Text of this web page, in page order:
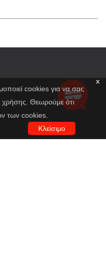
x
cookies για να σας
χρήσης. Θεωρούμε ότι
των cookies.
Κλείσιμο